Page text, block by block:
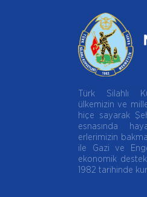
Türk Silahlı
ülkemizin ve
hiçe sayarak
esnasında
erlerimizin
ile Gazi ve
ekonomik
1982 tarihinde